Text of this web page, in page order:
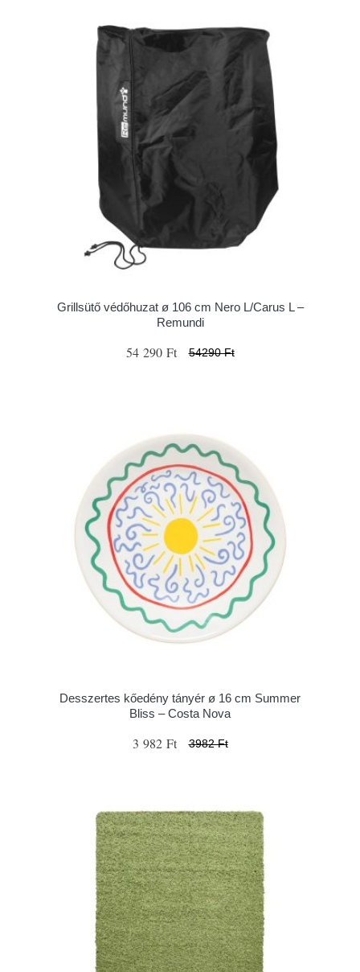
Grillsütő védőhuzat ø 106 cm Nero L/Carus L –
Remundi
54 290 Ft 54290 Ft
Desszertes kőedény tányér ø 16 cm Summer
Bliss – Costa Nova
3 982 Ft 3982 Ft